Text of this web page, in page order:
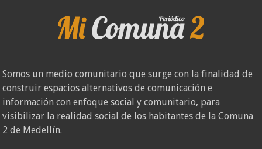
Somos un medio comunitario que surge con la finalidad de
construir espacios alternativos de comunicación e
información con enfoque social y comunitario, para
visibilizar la realidad social de los habitantes de la Comuna
2 de Medellín.